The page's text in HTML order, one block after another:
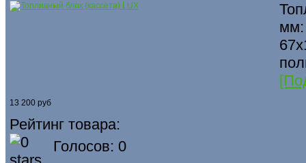
мм:
13 200 руб
Рейтинг товара:
Голосов: 0